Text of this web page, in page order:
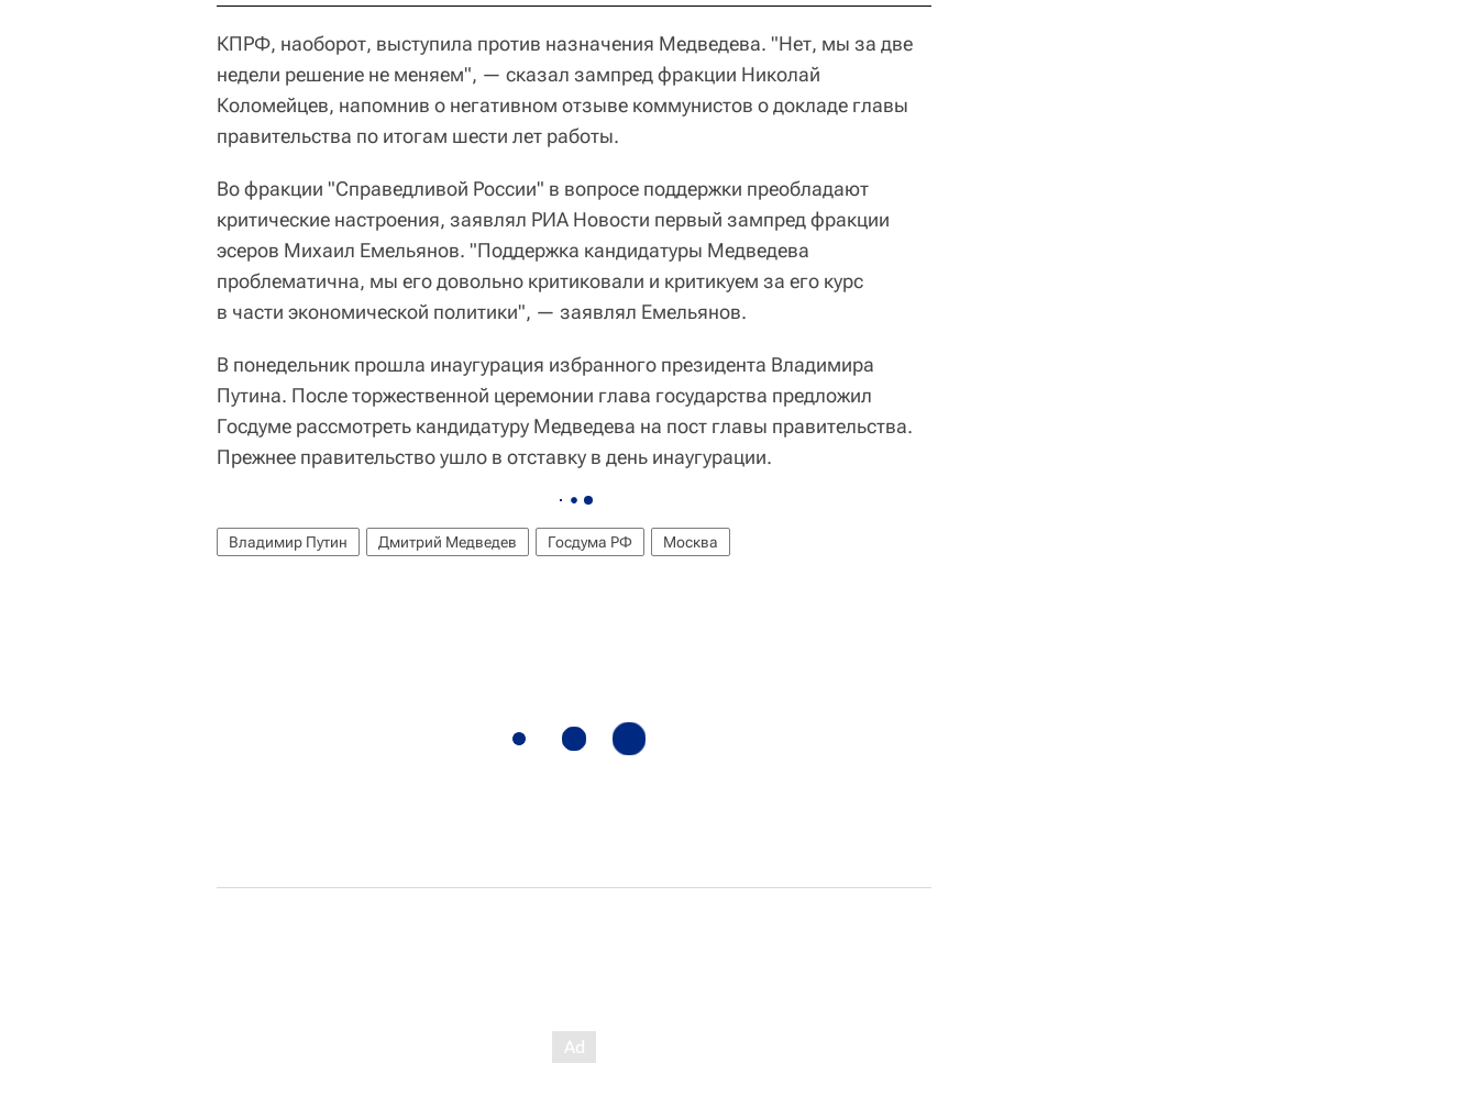
КПРФ, наоборот, выступила против назначения Медведева. "Нет, мы за две
недели решение не меняем", — сказал зампред фракции Николай
Коломейцев, напомнив о негативном отзыве коммунистов о докладе главы
правительства по итогам шести лет работы.
Во фракции "Справедливой России" в вопросе поддержки преобладают
критические настроения, заявлял РИА Новости первый зампред фракции
эсеров Михаил Емельянов. "Поддержка кандидатуры Медведева
проблематична, мы его довольно критиковали и критикуем за его курс
в части экономической политики", — заявлял Емельянов.
В понедельник прошла инаугурация избранного президента Владимира
Путина. После торжественной церемонии глава государства предложил
Госдуме рассмотреть кандидатуру Медведева на пост главы правительства.
Прежнее правительство ушло в отставку в день инаугурации.
Владимир Путин Дмитрий Медведев Госдума РФ Москва